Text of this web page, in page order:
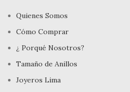
Quienes Somos
Cómo Comprar
¿ Porqué Nosotros?
Tamaño de Anillos
Joyeros Lima